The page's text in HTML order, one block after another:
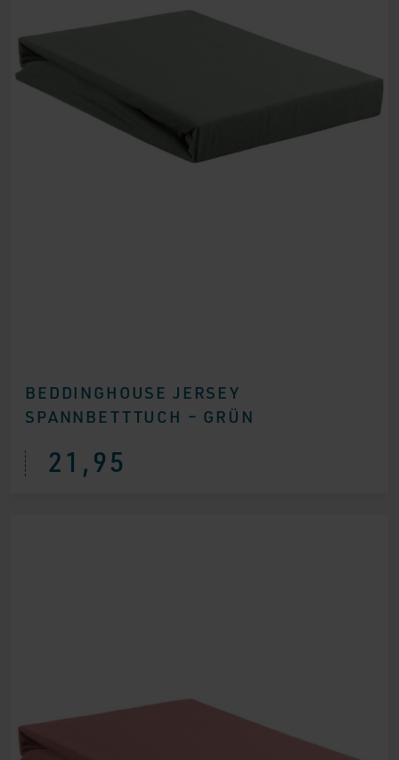
BEDDINGHOUSE JERSEY
SPANNBETTTUCH – GRÜN
21,95